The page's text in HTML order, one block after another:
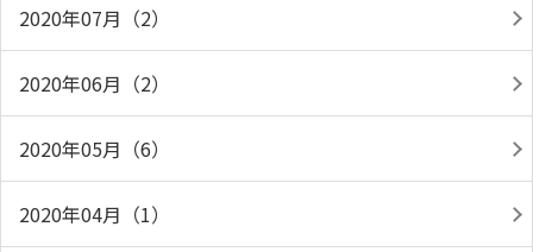
2020年07月（2）
2020年06月（2）
2020年05月（6）
2020年04月（1）